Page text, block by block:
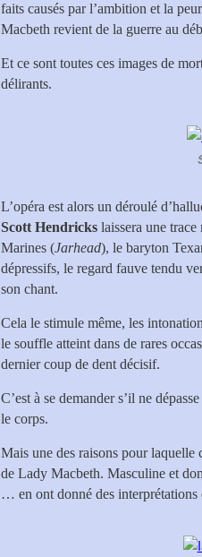
faits causés par l’ambition et la
Macbeth revient de la guerre au
Et ce sont toutes ces images de
délirants.
L’opéra est alors un déroulé
Scott Hendricks laissera une
Marines (Jarhead), le baryton
dépressifs, le regard fauve tendu
son chant.
Cela le stimule même, les
le souffle atteint dans de rares
dernier coup de dent décisif.
C’est à se demander s’il ne
le corps.
Mais une des raisons pour laquelle
de Lady Macbeth. Masculine et
… en ont donné des interprétations